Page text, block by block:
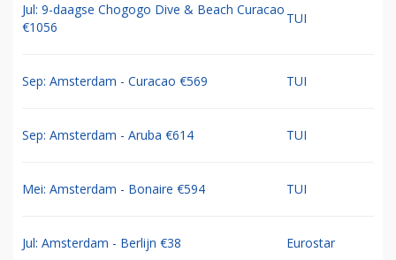
Jul: 9-daagse Chogogo Dive & Beach Curacao
€1056
TUI
Sep: Amsterdam - Curacao €569 TUI
Sep: Amsterdam - Aruba €614 TUI
Mei: Amsterdam - Bonaire €594 TUI
Jul: Amsterdam - Berlijn €38 Eurostar